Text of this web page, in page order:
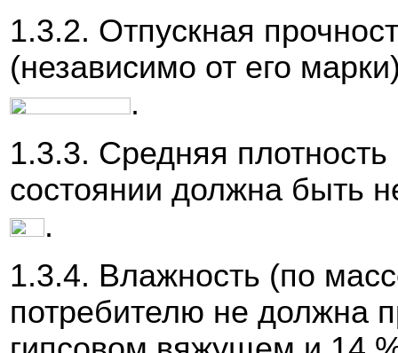
1.3.2. Отпускная
(независимо от его
.
1.3.3. Средняя
состоянии должна быть
.
1.3.4. Влажность (по
потребителю не должна